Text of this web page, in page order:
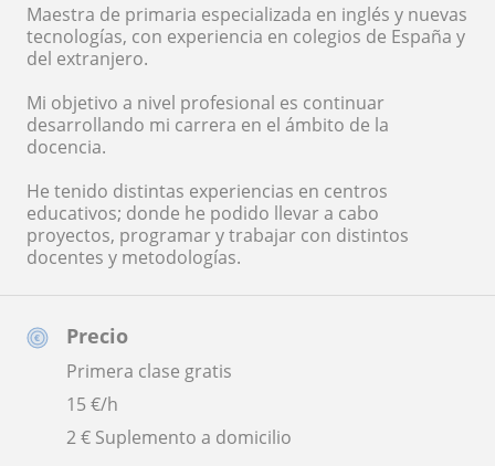
Precio
Primera clase gratis
15€/h
2 € Suplemento a domicilio
Maestra de primaria especializada en inglés y nuevas
tecnologías, con experiencia en colegios de España y
del extranjero.
Mi objetivo a nivel profesional es continuar
desarrollando mi carrera en el ámbito de la
docencia.
He tenido distintas experiencias en centros
educativos; donde he podido llevar a cabo
proyectos, programar y trabajar con distintos
docentes y metodologías.